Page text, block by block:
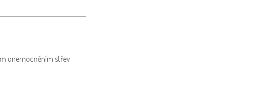
onemocněním střev